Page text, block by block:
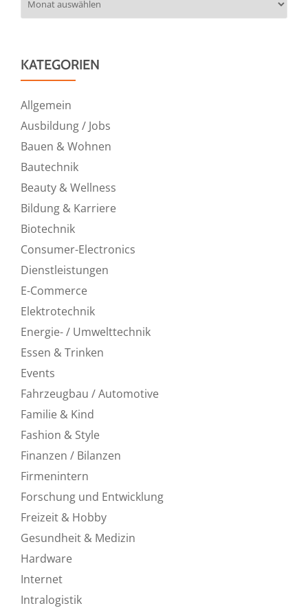
KATEGORIEN
Allgemein
Ausbildung / Jobs
Bauen & Wohnen
Bautechnik
Beauty & Wellness
Bildung & Karriere
Biotechnik
Consumer-Electronics
Dienstleistungen
E-Commerce
Elektrotechnik
Energie- / Umwelttechnik
Essen & Trinken
Events
Fahrzeugbau / Automotive
Familie & Kind
Fashion & Style
Finanzen / Bilanzen
Firmenintern
Forschung und Entwicklung
Freizeit & Hobby
Gesundheit & Medizin
Hardware
Internet
Intralogistik